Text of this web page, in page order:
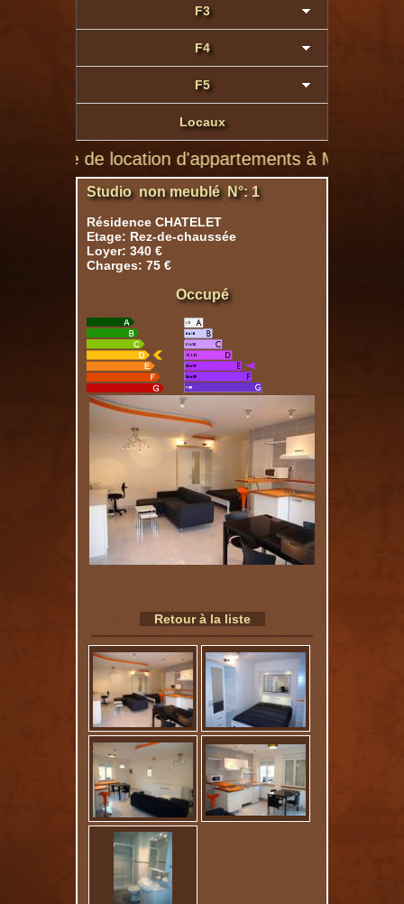
F3
F4
F5
Locaux
de location d'appartements à Montluçon de
Studio non meublé N°: 1
Résidence CHATELET
Etage: Rez-de-chaussée
Loyer: 340 €
Charges: 75 €
Occupé
Retour à la liste